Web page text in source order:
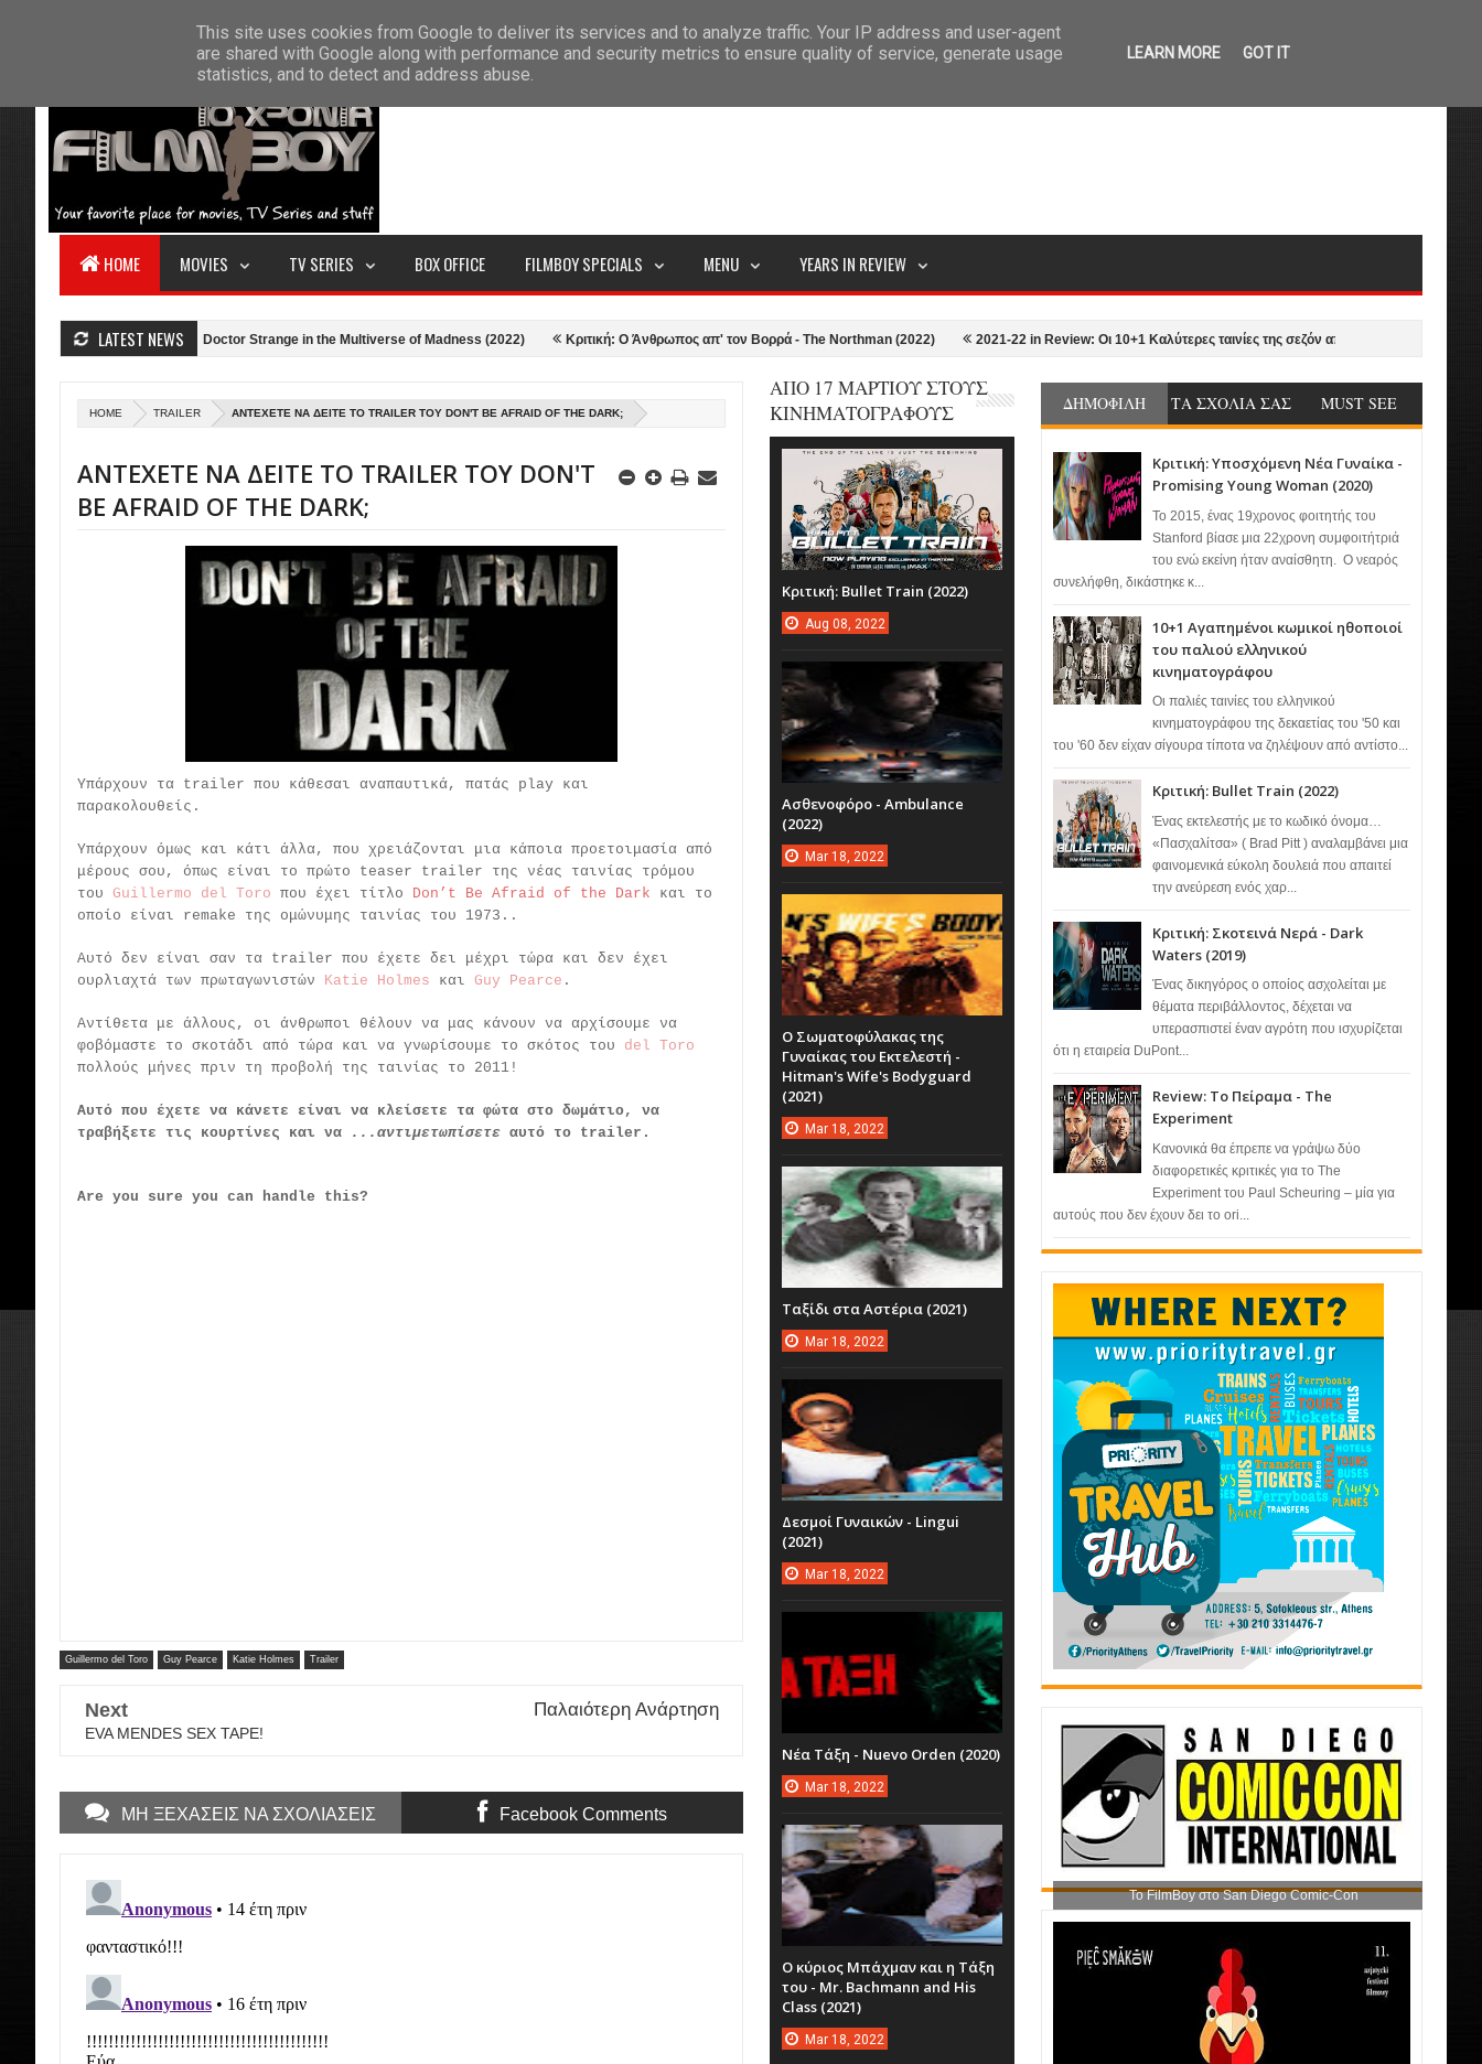
HOME ABOUT US CONTACT SITEMAP
HOME MOVIES TV SERIES BOX OFFICE FILMBOY SPECIALS MENU YEARS IN REVIEW
LATEST NEWS
Κριτική: Doctor Strange in the Multiverse of Madness (2022) Κριτική: Ο Άνθρωπος απ' τον Βορρά - The Northman (2022) 2021-22 in Review: Οι 10+1 Καλύτερες ταινίες της σεζόν από τον Γιώργο Νυκταράκη
HOME TRAILER ΑΝΤΕΧΕΤΕ ΝΑ ΔΕΙΤΕ ΤΟ TRAILER ΤΟΥ DON'T BE AFRAID OF THE DARK;
ΑΝΤΕΧΕΤΕ ΝΑ ΔΕΙΤΕ ΤΟ TRAILER ΤΟΥ DON'T
BE AFRAID OF THE DARK;
Υπάρχουν τα trailer που κάθεσαι αναπαυτικά, πατάς play και
παρακολουθείς.
Υπάρχουν όμως και κάτι άλλα, που χρειάζονται μια κάποια προετοιμασία από
μέρους σου, όπως είναι το πρώτο teaser trailer της νέας ταινίας τρόμου
του Guillermo del Toro που έχει τίτλο Don’t Be Afraid of the Dark και το
οποίο είναι remake της ομώνυμης ταινίας του 1973..
Αυτό δεν είναι σαν τα trailer που έχετε δει μέχρι τώρα και δεν έχει
ουρλιαχτά των πρωταγωνιστών Katie Holmes και Guy Pearce .
Αντίθετα με άλλους, οι άνθρωποι θέλουν να μας κάνουν να αρχίσουμε να
φοβόμαστε το σκοτάδι από τώρα και να γνωρίσουμε το σκότος του del Toro
πολλούς μήνες πριν τη προβολή της ταινίας το 2011!
Αυτό που έχετε να κάνετε είναι να κλείσετε τα φώτα στο δωμάτιο, να
τραβήξετε τις κουρτίνες και να
...αντιμετωπίσετε αυτό το trailer.
Are you sure you can handle this?
Guillermo del Toro Guy Pearce Katie Holmes Trailer
Next
EVA MENDES SEX TAPE!
Παλαιότερη Ανάρτηση
ΜΗ ΞΕΧΑΣΕΙΣ ΝΑ ΣΧΟΛΙΑΣΕΙΣ Facebook Comments
ΔΗΜΟΦΙΛΗ ΤΑ ΣΧΟΛΙΑ ΣΑΣ MUST SEE
Κριτική: Υποσχόμενη Νέα Γυναίκα -
Promising Young Woman (2020)
Το 2015, ένας 19χρονος φοιτητής του
Stanford βίασε μια 22χρονη συμφοιτήτριά
του ενώ εκείνη ήταν αναίσθητη. Ο νεαρός
συνελήφθη, δικάστηκε κ...
10+1 Αγαπημένοι κωμικοί ηθοποιοί
του παλιού ελληνικού
κινηματογράφου
Οι παλιές ταινίες του ελληνικού
κινηματογράφου της δεκαετίας του '50 και
του '60 δεν είχαν σίγουρα τίποτα να ζηλέψουν από αντίστο...
Κριτική: Bullet Train (2022)
Ένας εκτελεστής με το κωδικό όνομα…
«Πασχαλίτσα» ( Brad Pitt ) αναλαμβάνει μια
φαινομενικά εύκολη δουλειά που απαιτεί
την ανεύρεση ενός χαρ...
Κριτική: Σκοτεινά Νερά - Dark
Waters (2019)
Ένας δικηγόρος ο οποίος ασχολείται με
θέματα περιβάλλοντος, δέχεται να
υπερασπιστεί έναν αγρότη που ισχυρίζεται
ότι η εταιρεία DuPont...
Review: Το Πείραμα - The
Experiment
Κανονικά θα έπρεπε να γράψω δύο
διαφορετικές κριτικές για το The
Experiment του Paul Scheuring – μία για
αυτούς που δεν έχουν δει το ori...
Το FilmBoy στο San Diego Comic-Con
ΑΠΟ 17 ΜΑΡΤΙΟΥ ΣΤΟΥΣ
ΚΙΝΗΜΑΤΟΓΡΑΦΟΥΣ
Κριτική: Bullet Train (2022)
Aug 08, 2022
Ασθενοφόρο - Ambulance
(2022)
Mar 18, 2022
Ο Σωματοφύλακας της
Γυναίκας του Εκτελεστή -
Hitman's Wife's Bodyguard
(2021)
Mar 18, 2022
Ταξίδι στα Αστέρια (2021)
Mar 18, 2022
Δεσμοί Γυναικών - Lingui
(2021)
Mar 18, 2022
Νέα Τάξη - Nuevo Orden (2020)
Mar 18, 2022
Ο κύριος Μπάχμαν και η Τάξη
του - Mr. Bachmann and His
Class (2021)
Mar 18, 2022
This site uses cookies from Google to deliver its services and to analyze traffic. Your IP address and user-agent
are shared with Google along with performance and security metrics to ensure quality of service, generate usage
statistics, and to detect and address abuse.
LEARN MORE GOT IT